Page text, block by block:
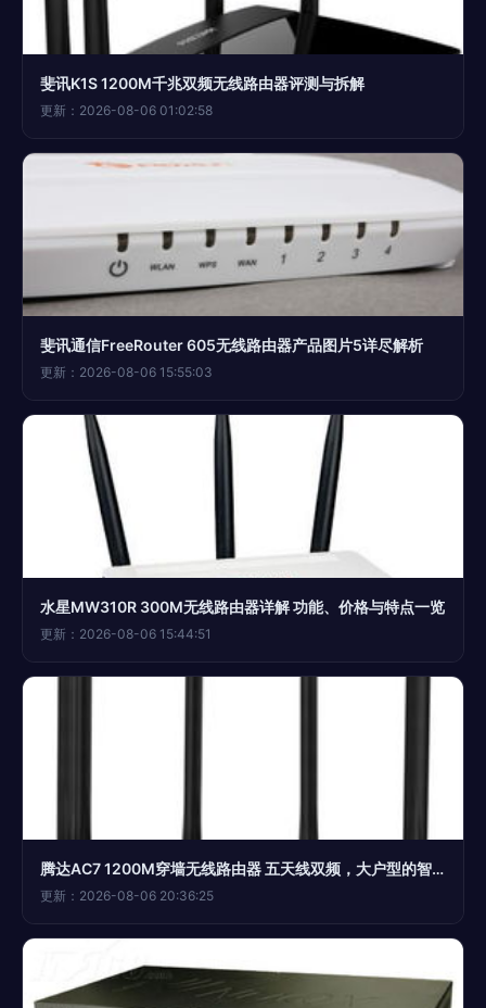
斐讯K1S 1200M千兆双频无线路由器评测与拆解
更新：2026-08-06 01:02:58
斐讯通信FreeRouter 605无线路由器产品图片5详尽解析
更新：2026-08-06 15:55:03
水星MW310R 300M无线路由器详解 功能、价格与特点一览
更新：2026-08-06 15:44:51
腾达AC7 1200M穿墙无线路由器 五天线双频，大户型的智能网络新选择
更新：2026-08-06 20:36:25